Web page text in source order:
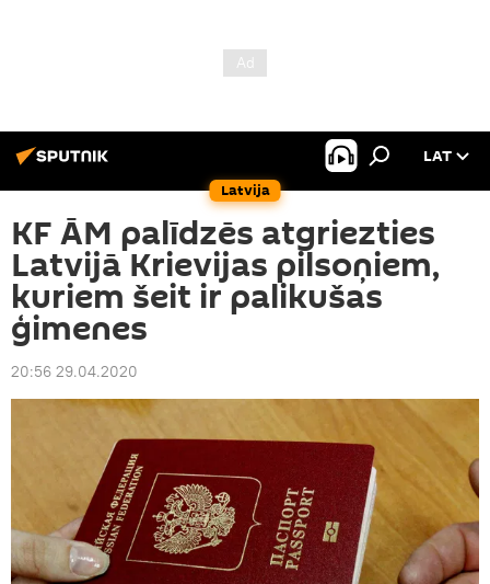
Latvija
LAT
KF ĀM palīdzēs atgriezties
Latvijā Krievijas pilsoņiem,
kuriem šeit ir palikušas
ģimenes
20:56 29.04.2020